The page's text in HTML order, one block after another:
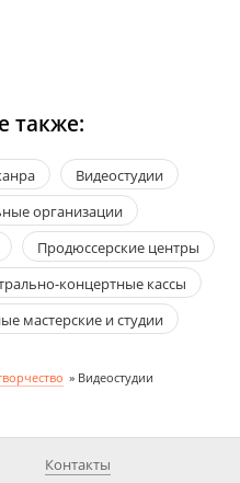
также:
Видеостудии
организации
Продюссерские центры
концертные кассы
мастерские и студии
» Видеостудии
Контакты